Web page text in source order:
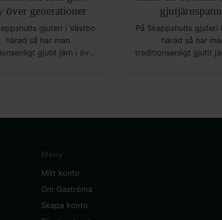
över generationer
gjuteri i Västbo
härad så har man
gjutit järn i över
På Skeppshults gjuteri
härad så har
traditionsenligt gjutit
Meny
Mitt konto
Om Gastróma
Skapa konto